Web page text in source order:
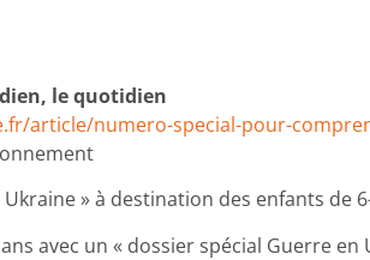
le quotidien
article/numero-special-pour-
» à destination des enfants de
avec un « dossier spécial Guerre en